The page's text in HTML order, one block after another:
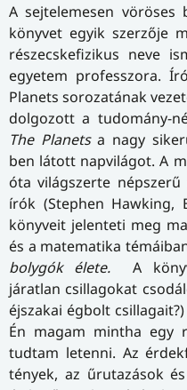
A sejtelemesen
könyvet egyik szerzője
részecskefizikus neve
egyetem professzora.
Planets sorozatának
dolgozott a tudomány-
The Planetsa nagy
ben látott napvilágot. A
óta világszerte
írók (Stephen Hawking,
könyveit jelenteti meg
és a matematika
bolygók élete.
A
járatlan csillagokat
éjszakai égbolt
Én magam mintha egy
tudtam letenni. Az
tények, az űrutazások